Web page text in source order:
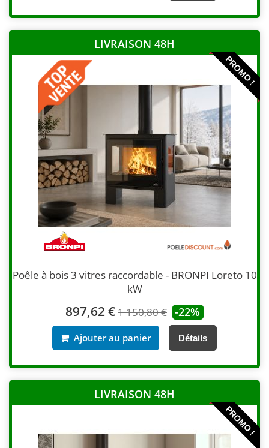
LIVRAISON 48H
PROMO !
Poêle à bois 3 vitres raccordable - BRONPI Loreto 10
kW
897,62 €1 150,80 € -22%
Ajouter au panier Détails
LIVRAISON 48H
PROMO !